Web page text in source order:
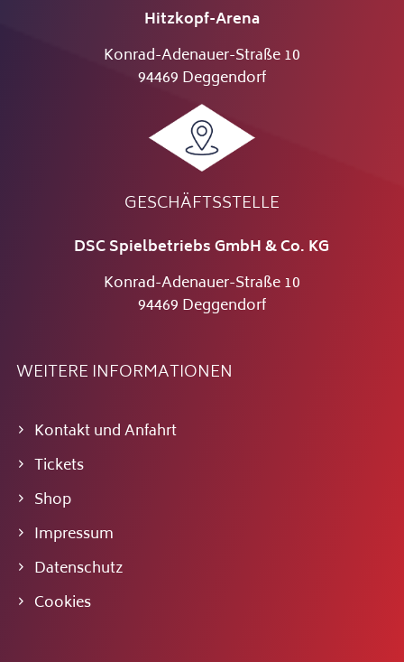
Hitzkopf-Arena
Konrad-Adenauer-Straße 10
94469 Deggendorf
GESCHÄFTSSTELLE
DSC Spielbetriebs GmbH & Co. KG
Konrad-Adenauer-Straße 10
94469 Deggendorf
WEITERE INFORMATIONEN
Kontakt und Anfahrt
Tickets
Shop
Impressum
Datenschutz
Cookies